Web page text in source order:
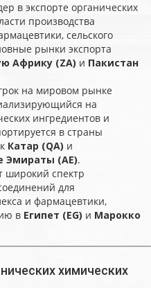
в экспорте органических
производства
сельского
рынки экспорта
Африку (ZA) и Пакистан
на мировом рынке
на
ингредиентов и
в страны
Катар (QA) и
Эмираты (AE).
широкий спектр
для
и фармацевтики,
в Египет (EG) и Марокко
химических